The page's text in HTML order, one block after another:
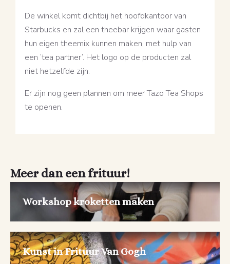
De winkel komt dichtbij het hoofdkantoor van
Starbucks en zal een theebar krijgen waar gasten
hun eigen theemix kunnen maken, met hulp van
een ’tea partner’. Het logo op de producten zal
niet hetzelfde zijn.
Er zijn nog geen plannen om meer Tazo Tea Shops
te openen.
Meer dan een frituur!
Workshop kroketten maken
Kunst in Frituur Van Gogh